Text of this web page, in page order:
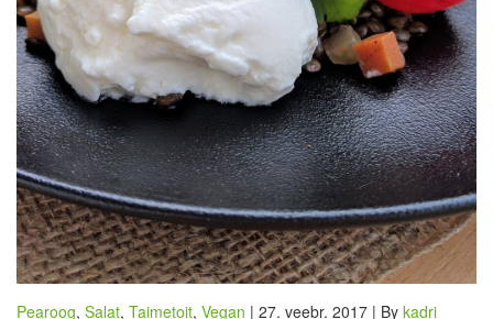
Pearoog, Salat, Taimetoit, Vegan | 27. veebr. 2017 | By kadri